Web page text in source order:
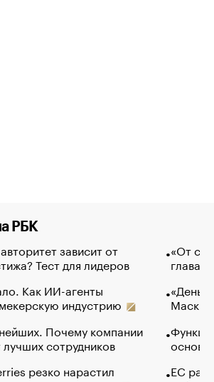
РБК
зависит от
Тест для лидеров
Как ИИ-агенты
индустрию
Почему компании
сотрудников
резко нарастил
«От
глава
Маск в
основ
ЕС